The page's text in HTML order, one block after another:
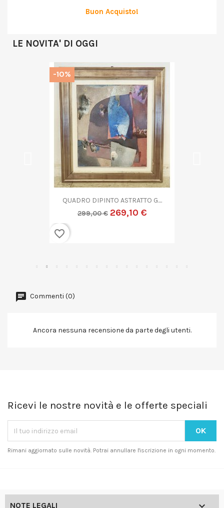
Buon Acquisto!
LE NOVITA' DI OGGI
QUADRO DIPINTO ASTRATTO G....
299,00 € 269,10 €
-10%
favorite_border
Commenti (0)
Ancora nessuna recensione da parte degli utenti.
Ricevi le nostre novità e le offerte speciali
Rimani aggiornato sulle novità. Potrai annullare l'iscrizione in ogni momento.
NOTE LEGALI